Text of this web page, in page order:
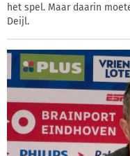
het spel. Maar daarin
Deijl.